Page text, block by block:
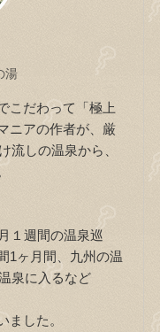
湯
こだわって「極上
ニアの作者が、厳
流しの温泉から、
１週間の温泉巡
1ヶ月間、九州の温
泉に入るなど
ました。